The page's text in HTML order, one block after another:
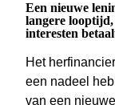
Een nieuwe
langere
interesten
Het
een nadeel
van een